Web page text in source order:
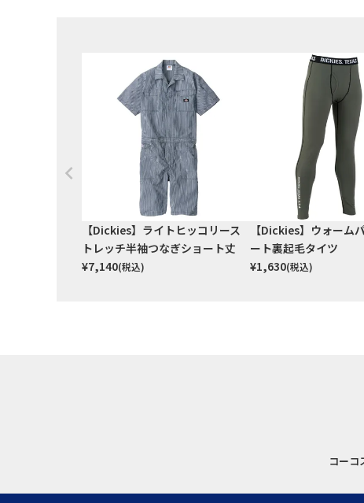
【Dickies】ライトヒッコリース
トレッチ半袖つなぎショート丈
¥7,140(税込)
【Dickies】ウォーム
ート裏起毛タイツ
¥1,630(税込)
コーコ